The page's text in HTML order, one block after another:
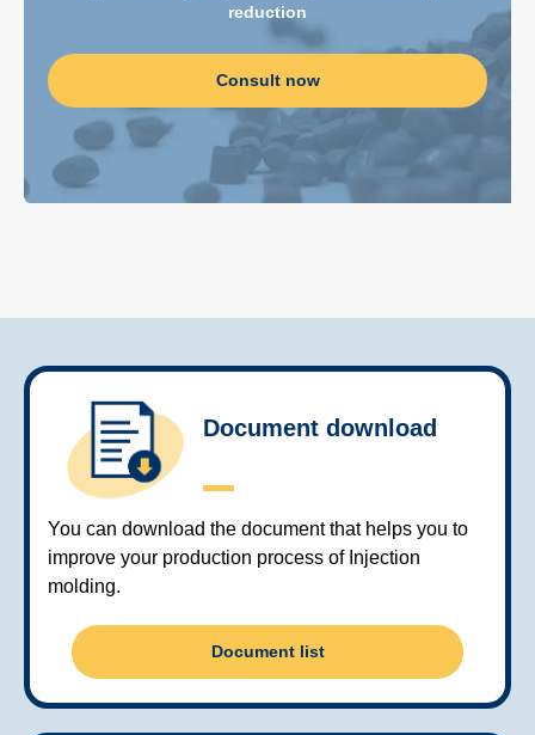
reduction
Consult now
Document download
You can download the document that helps you to
improve your production process of Injection
molding.
Document list